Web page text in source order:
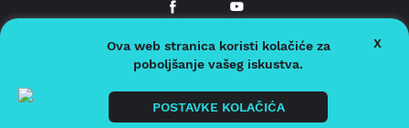
© 2026.Radio Sisak
Politika privatnosti
Politika kolačića
Ova web stranica koristi kolačiće za
poboljšanje vašeg iskustva.
POSTAVKE KOLAČIĆA
X